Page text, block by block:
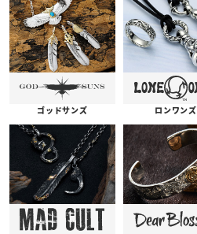
ゴッドサンズ ロンワンズ